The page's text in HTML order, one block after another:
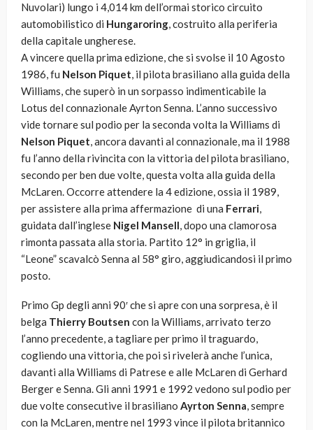
Nuvolari) lungo i 4,014 km dell’ormai storico circuito
automobilistico di Hungaroring, costruito alla periferia
della capitale ungherese.
A vincere quella prima edizione, che si svolse il 10 Agosto
1986, fu Nelson Piquet, il pilota brasiliano alla guida della
Williams, che superò in un sorpasso indimenticabile la
Lotus del connazionale Ayrton Senna. L’anno successivo
vide tornare sul podio per la seconda volta la Williams di
Nelson Piquet, ancora davanti al connazionale, ma il 1988
fu l’anno della rivincita con la vittoria del pilota brasiliano,
secondo per ben due volte, questa volta alla guida della
McLaren. Occorre attendere la 4 edizione, ossia il 1989,
per assistere alla prima affermazione di una Ferrari,
guidata dall’inglese Nigel Mansell, dopo una clamorosa
rimonta passata alla storia. Partito 12° in griglia, il
“Leone” scavalcò Senna al 58° giro, aggiudicandosi il primo
posto.
Primo Gp degli anni 90′ che si apre con una sorpresa, è il
belga Thierry Boutsen con la Williams, arrivato terzo
l’anno precedente, a tagliare per primo il traguardo,
cogliendo una vittoria, che poi si rivelerà anche l’unica,
davanti alla Williams di Patrese e alle McLaren di Gerhard
Berger e Senna. Gli anni 1991 e 1992 vedono sul podio per
due volte consecutive il brasiliano Ayrton Senna, sempre
con la McLaren, mentre nel 1993 vince il pilota britannico